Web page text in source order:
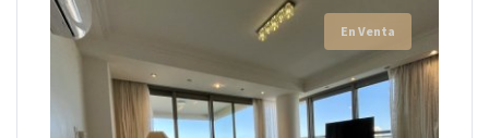
En Venta